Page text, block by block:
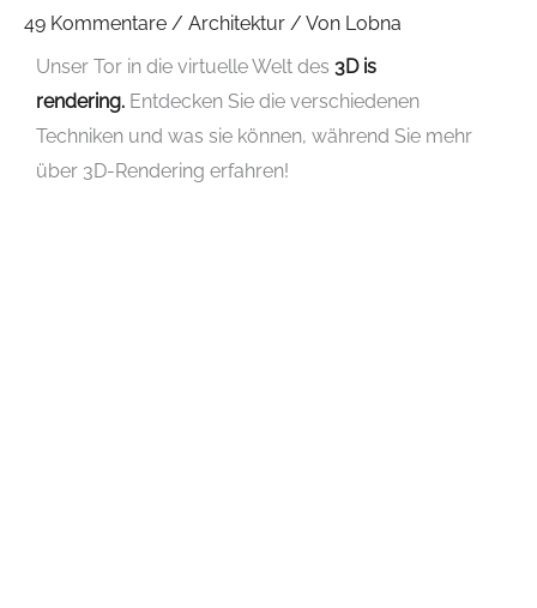
49 Kommentare / Architektur / Von Lobna
Unser Tor in die virtuelle Welt des 3D is
rendering. Entdecken Sie die verschiedenen
Techniken und was sie können, während Sie mehr
über 3D-Rendering erfahren!